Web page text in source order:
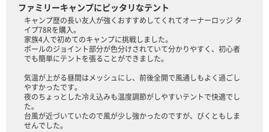
ファミリーキャンプにピッタリなテント
キャンプ歴の長い友人が強くおすすめしてくれてオーナーロッジ タ
イプ78Rを購入。
家族4人で初めてのキャンプに挑戦しました。
ポールのジョイント部分が色分けされていて分かりやすく、初心者
でも簡単にテントを張ることができました。
気温が上がる昼間はメッシュにし、前後全開で風通しもよく過ごし
やすかったです。
夜のちょっとした冷え込みも温度調節がしやすいテントで快適でし
た。
台風が近づいていたので風が少し強かったのですが、びくともしま
せんでした。